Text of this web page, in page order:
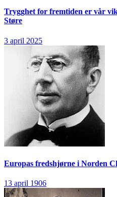
Trygghet for fremtiden er vår
Støre
3 april 2025
Europas fredshjørne i Norden
13 april 1906